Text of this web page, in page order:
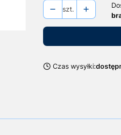
szt.
Czas wysyłki: